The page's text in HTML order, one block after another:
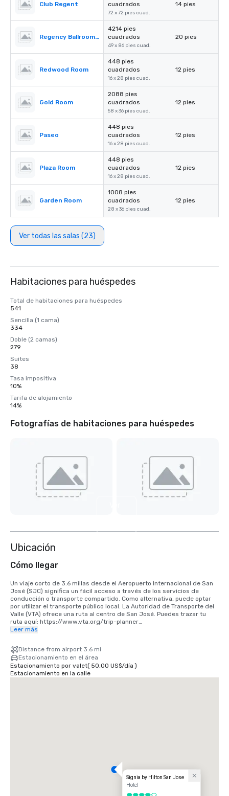
Club Regent
cuadrados
72 x 72 pies cuad.
14 pies
Regency Ballroom II
4214 pies
cuadrados
49 x 86 pies cuad.
20 pies
Redwood Room
448 pies
cuadrados
16 x 28 pies cuad.
12 pies
Gold Room
2088 pies
cuadrados
58 x 36 pies cuad.
12 pies
Paseo
448 pies
cuadrados
16 x 28 pies cuad.
12 pies
Plaza Room
448 pies
cuadrados
16 x 28 pies cuad.
12 pies
Garden Room
1008 pies
cuadrados
28 x 36 pies cuad.
12 pies
Ver todas las salas (23)
Habitaciones para huéspedes
Total de habitaciones para huéspedes
541
Sencilla (1 cama)
334
Doble (2 camas)
279
Suites
38
Tasa impositiva
10%
Tarifa de alojamiento
14%
Fotografías de habitaciones para huéspedes
Ubicación
Cómo llegar
Un viaje corto de 3.6 millas desde el Aeropuerto Internacional de San
José (SJC) significa un fácil acceso a través de los servicios de
conducción o transporte compartido. Como alternativa, puede optar
por utilizar el transporte público local. La Autoridad de Transporte del
Valle (VTA) ofrece una ruta al centro de San José. Puedes trazar tu
ruta aquí: https://www.vta.org/trip-planner
mejor opción es hacer el viaje de 40 minutos en coche hacia el sur o
utilizar un servicio de transporte compartido. Alternativamente, puede
usar el tren a través de BART y Caltrain. https://www.bart.gov y
https://www.caltrain.com
Leer más
Distance from airport 3.6 mi
Estacionamiento en el área
Estacionamiento por valet( 50,00 US$/día )
Estacionamiento en la calle
Signia by Hilton San Jose
Hotel